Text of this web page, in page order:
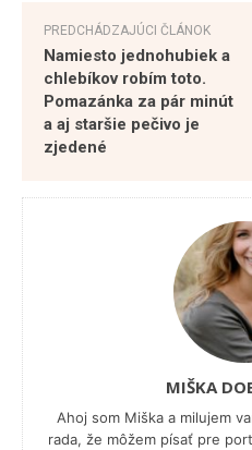
PREDCHÁDZAJÚCI ČLÁNOK
Namiesto jednohubiek a
chlebíkov robím toto.
Pomazánka za pár minút
a aj staršie pečivo je
zjedené
MIŠKA
Ahoj som Miška a milujem
rada, že môžem písať pre